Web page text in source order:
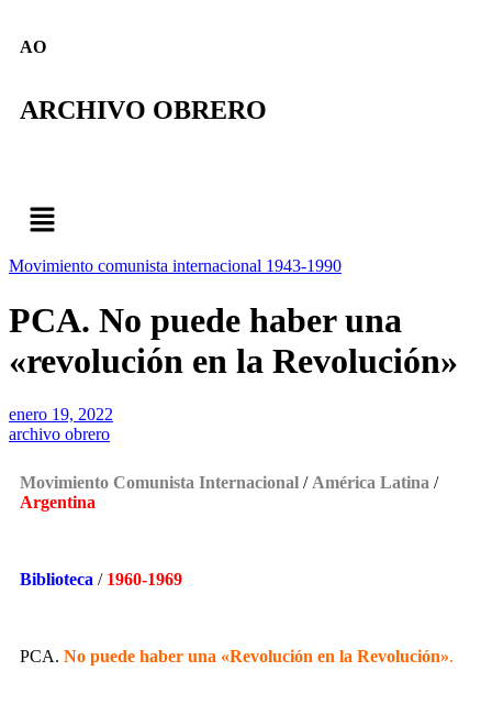
AO
ARCHIVO OBRERO
Movimiento comunista internacional 1943-1990
PCA. No puede haber una
«revolución en la Revolución»
enero 19, 2022
archivo obrero
Movimiento Comunista Internacional / América Latina /
Argentina
Biblioteca / 1960-1969
PCA. No puede haber una «Revolución en la Revolución».